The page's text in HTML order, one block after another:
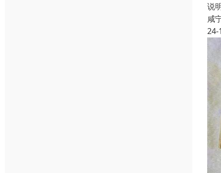
说
咸
24-